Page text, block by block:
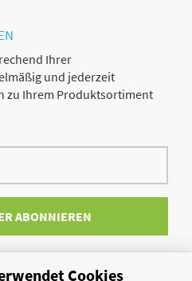
Ihrer
und jederzeit
Ihrem Produktsortiment
ABONNIEREN
Cookies